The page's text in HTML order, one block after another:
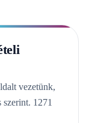
vezetünk,
szerint. 1271